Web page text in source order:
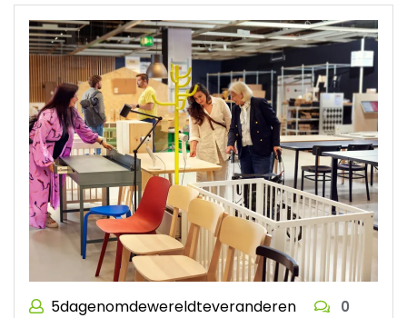
5dagenomdewereldteveranderen
0